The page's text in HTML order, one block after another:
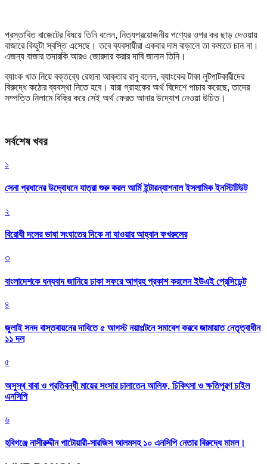
প্রস্তাবিত বাজেটের বিষয়ে তিনি বলেন, নিত্যপ্রয়োজনীয় পণ্যের ওপর কর ছাড় দেওয়ায়
বাজারে কিছুটা স্বস্তি এসেছে। তবে ব্যবসায়ীরা একবার দাম বাড়ালে তা কমাতে চান না।
এজন্য বাজার তদারকি আরও জোরদার করার দাবি জানান তিনি।
ব্যাংক খাত নিয়ে বক্তব্যে রেহানা আক্তার রানু বলেন, ব্যাংকের টাকা লুটপাটকারীদের
বিরুদ্ধে কঠোর ব্যবস্থা নিতে হবে। যারা গ্রাহকের অর্থ বিদেশে পাচার করেছে, তাদের
সম্পত্তি নিলামে বিক্রি করে সেই অর্থ ফেরত আনার উদ্যোগ নেওয়া উচিত।
সর্বশেষ খবর
১
সেনা প্রধানের উদ্বোধনে যাত্রা শুরু করল আর্মি ইন্টারন্যাশনাল ইসলামিক ইনস্টিটিউট
২
বিরোধী দলের ভাষা সংঘাতের দিকে না যাওয়ার আহ্বান ফখরুলের
৩
বাংলাদেশকে ধন্যবাদ জানিয়ে ঢাকা সফরে আগ্রহ প্রকাশ করলেন ইউএই প্রেসিডেন্ট
৪
জুলাই সনদ বাস্তবায়নের দাবিতে ৫ আগস্ট নয়াপল্টনে সমাবেশ করবে জামায়াত নেতৃত্বাধীন
১১ দল
৫
অসুস্থ বাবা ও প্রতিবন্ধী মায়ের সংসার চালাতেন আলিফ, চিকিৎসা ও ক্ষতিপূরণ চাইল
এনসিপি
৬
হবিগঞ্জে নাসীরুদ্দীন পাটোয়ারী-সারজিস আলমসহ ১০ এনসিপি নেতার বিরুদ্ধে মামল।